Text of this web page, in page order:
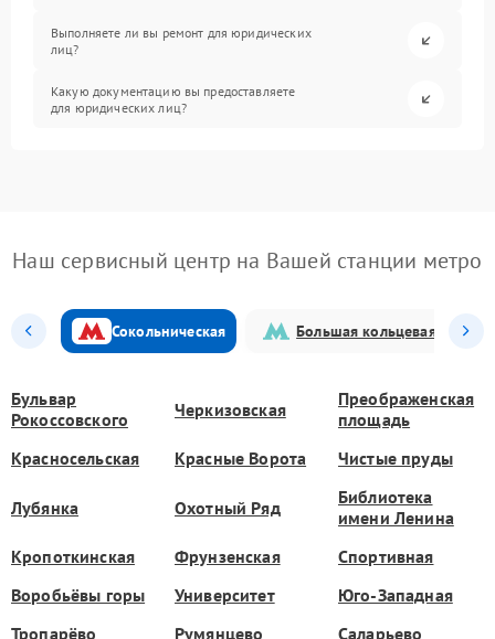
Выполняете ли вы ремонт для юридических
лиц?
Какую документацию вы предоставляете
для юридических лиц?
Наш сервисный центр на Вашей станции метро
Сокольническая Большая кольцевая
Бульвар
Рокоссовского
Черкизовская
Преображенская
площадь
Красносельская
Красные Ворота Чистые пруды
Лубянка Охотный Ряд
Библиотека
имени Ленина
Кропоткинская
Фрунзенская
Спортивная
Воробьёвы горы
Университет
Юго-Западная
Тропарёво
Румянцево Саларьево